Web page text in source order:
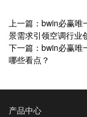
上一篇：bwin必赢唯
景需求引领空调行业
下一篇：bwin必赢唯
哪些看点？
产品中心